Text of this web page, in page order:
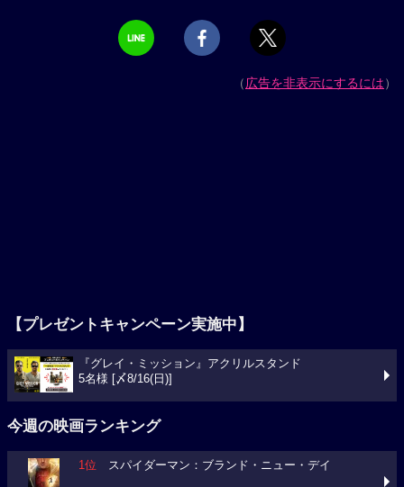
（広告を非表示にするには）
【プレゼントキャンペーン実施中】
『グレイ・ミッション』アクリルスタンド
5名様 [〆8/16(日)]
今週の映画ランキング
1位 スパイダーマン：ブランド・ニュー・デイ